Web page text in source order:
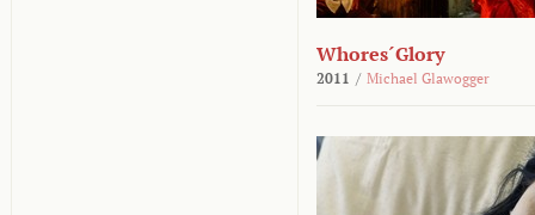
Whores´Glory
2011 / Michael Glawogger